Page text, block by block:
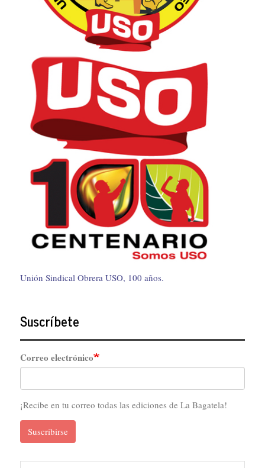
Unión Sindical Obrera USO, 100 años.
Suscríbete
Correo electrónico
¡Recibe en tu correo todas las ediciones de La Bagatela!
Suscribirse